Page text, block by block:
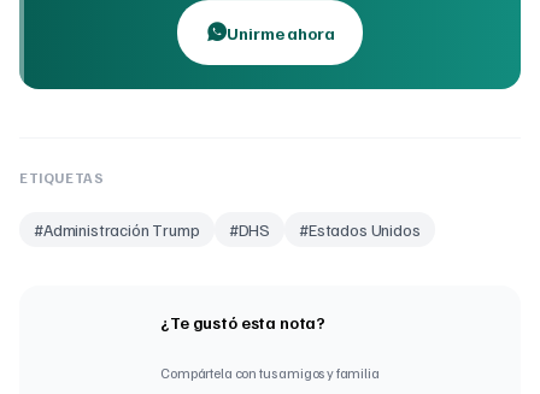
Unirme ahora
ETIQUETAS
#Administración Trump #DHS #Estados Unidos
¿Te gustó esta nota?
Compártela con tus amigos y familia